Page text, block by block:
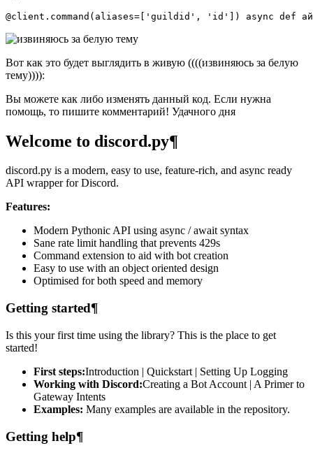
@client.command(aliases=['guildid', 'id']) async def
Вот как это будет выглядить в живую ((((извиняюсь за белую
тему)))):
Вы можете как либо изменять данный код. Если нужна
помощь, то пишите комментарий! Удачного дня
Welcome to discord.py¶
discord.py is a modern, easy to use, feature-rich, and async ready
API wrapper for Discord.
Features:
Modern Pythonic API using async / await syntax
Sane rate limit handling that prevents 429s
Command extension to aid with bot creation
Easy to use with an object oriented design
Optimised for both speed and memory
Getting started¶
Is this your first time using the library? This is the place to get
started!
First steps:Introduction | Quickstart | Setting Up Logging
Working with Discord:Creating a Bot Account | A Primer to
Gateway Intents
Examples: Many examples are available in the repository.
Getting help¶